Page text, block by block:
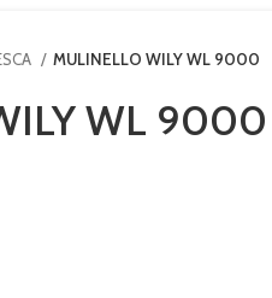
MULINELLO WILY WL 9000
WL 9000